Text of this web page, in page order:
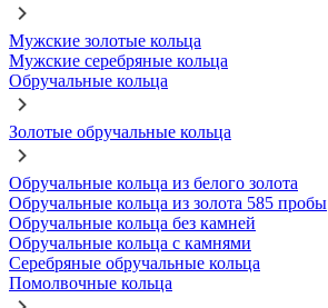
Мужские золотые кольца
Мужские серебряные кольца
Обручальные кольца
Золотые обручальные кольца
Обручальные кольца из белого золота
Обручальные кольца из золота 585 пробы
Обручальные кольца без камней
Обручальные кольца с камнями
Серебряные обручальные кольца
Помолвочные кольца